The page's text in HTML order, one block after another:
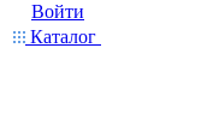
Войти
Каталог